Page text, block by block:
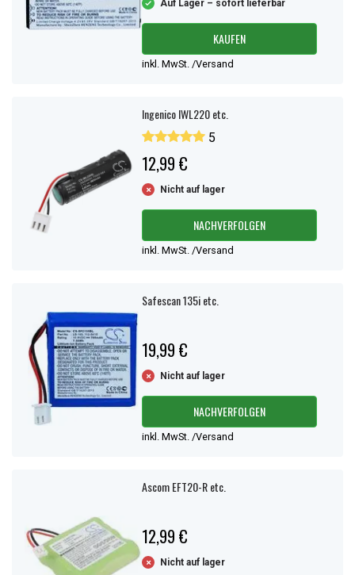
Auf Lager – sofort lieferbar
KAUFEN
inkl. MwSt. /Versand
Ingenico IWL220 etc.
5
12,99 €
Nicht auf lager
NACHVERFOLGEN
inkl. MwSt. /Versand
Safescan 135i etc.
19,99 €
Nicht auf lager
NACHVERFOLGEN
inkl. MwSt. /Versand
Ascom EFT20-R etc.
12,99 €
Nicht auf lager